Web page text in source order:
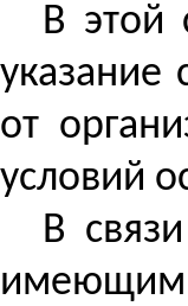
В этой
от
условий
В
имеющим